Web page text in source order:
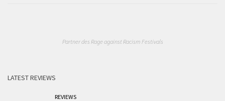
Partner des Rage against Racism Festivals
LATEST REVIEWS
REVIEWS